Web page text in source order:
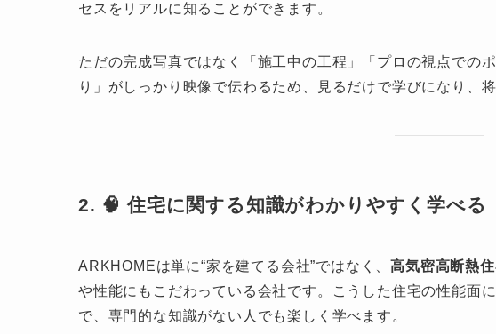
セスをリアルに知ることができます。
ただの完成写真ではなく「施工中の工程」「プロの視点での
り」がしっかり映像で伝わるため、見るだけで学びになり、
2. 🧠 住宅に関する知識がわかりやすく学べる
ARKHOMEは単に“家を建てる会社”ではなく、高気密高断熱
や性能にもこだわっている会社です。こうした住宅の性能面
で、専門的な知識がない人でも楽しく学べます。